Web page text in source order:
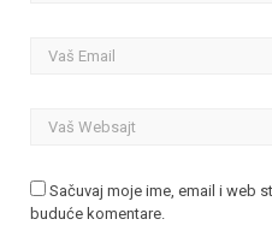
Sačuvaj moje ime, email i web
buduće komentare.